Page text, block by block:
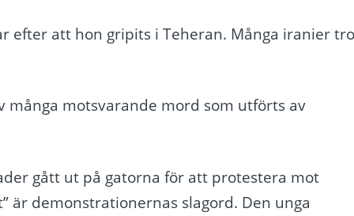
efter att hon gripits i Teheran. Många iranier
många motsvarande mord som utförts av
gått ut på gatorna för att protestera mot
är demonstrationernas slagord. Den unga